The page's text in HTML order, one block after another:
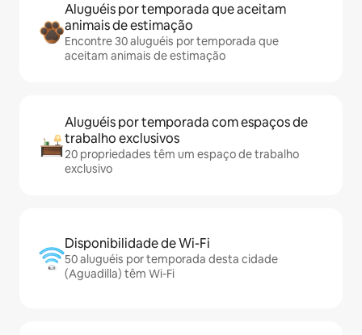
Aluguéis por temporada que aceitam
animais de estimação
Encontre 30 aluguéis por temporada que
aceitam animais de estimação
Aluguéis por temporada com espaços de
trabalho exclusivos
20 propriedades têm um espaço de trabalho
exclusivo
Disponibilidade de Wi-Fi
50 aluguéis por temporada desta cidade
(Aguadilla) têm Wi-Fi